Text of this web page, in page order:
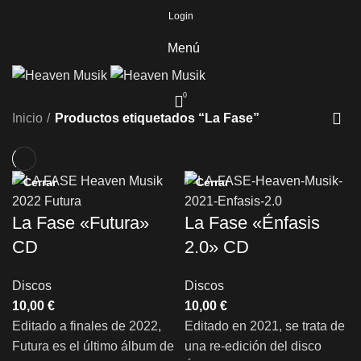
Login
Menú
0
Inicio Productos etiquetados “La Fase”
Cerrar
La Fase «Futura»
CD
Discos
€
Editado a finales de 2022,
Futura es el último álbum de
Cerrar
La Fase «Énfasis
2.0» CD
Discos
€
Editado en 2021, se trata de
una re-edición del disco